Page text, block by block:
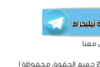
معنا
موقع ( لا ) الأخباري المستقل © 2016 جميع الحقوق محفوظة |